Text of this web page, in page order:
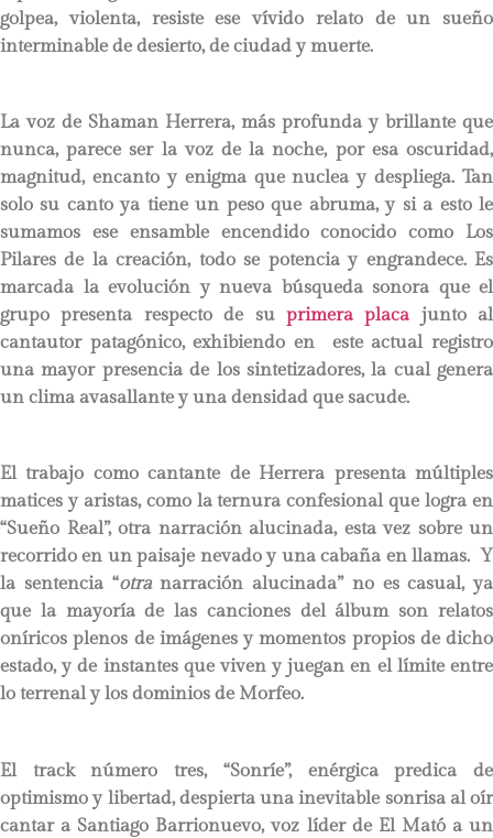
golpea, violenta, resiste ese vívido relato de un sueño
interminable de desierto, de ciudad y muerte.
La voz de Shaman Herrera, más profunda y brillante que
nunca, parece ser la voz de la noche, por esa oscuridad,
magnitud, encanto y enigma que nuclea y despliega. Tan
solo su canto ya tiene un peso que abruma, y si a esto le
sumamos ese ensamble encendido conocido como Los
Pilares de la creación, todo se potencia y engrandece. Es
marcada la evolución y nueva búsqueda sonora que el
grupo presenta respecto de suprimera placajunto al
cantautor patagónico, exhibiendo en este actual registro
una mayor presencia de los sintetizadores, la cual genera
un clima avasallante y una densidad que sacude.
El trabajo como cantante de Herrera presenta múltiples
matices y aristas, como la ternura confesional que logra en
“Sueño Real”, otra narración alucinada, esta vez sobre un
recorrido en un paisaje nevado y una cabaña en llamas. Y
la sentencia “otranarración alucinada” no es casual, ya
que la mayoría de las canciones del álbum son relatos
oníricos plenos de imágenes y momentos propios de dicho
estado, y de instantes que viven y juegan en el límite entre
lo terrenal y los dominios de Morfeo.
El track número tres, “Sonríe”, enérgica predica de
optimismo y libertad, despierta una inevitable sonrisa al oír
cantar a Santiago Barrionuevo, voz líder de El Mató a un